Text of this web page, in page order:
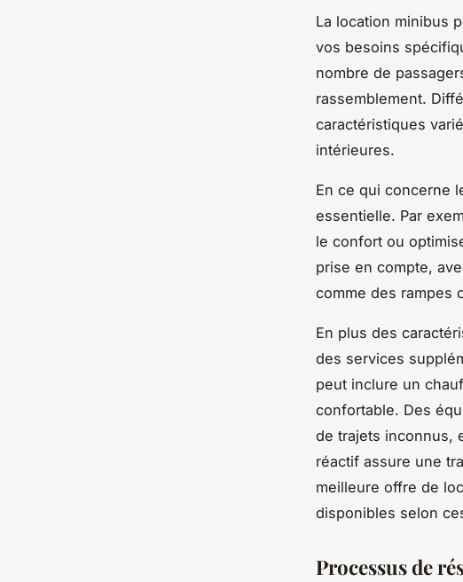
La location minibus
vos besoins
nombre de
rassemblement.
caractéristiques
intérieures.
En ce qui concerne
essentielle. Par
le confort ou
prise en compte,
comme des rampes
En plus des
des services
peut inclure un
confortable. Des
de trajets inconnus,
réactif assure une
meilleure offre de
disponibles selon
Processus de